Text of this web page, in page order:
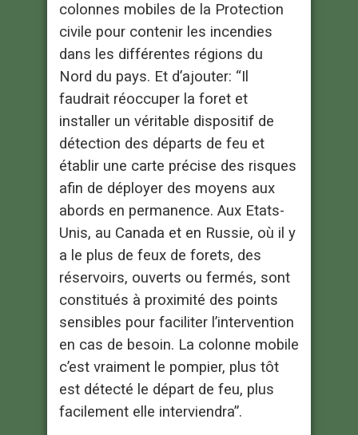
colonnes mobiles de la Protection
civile pour contenir les incendies
dans les différentes régions du
Nord du pays. Et d’ajouter: “Il
faudrait réoccuper la foret et
installer un véritable dispositif de
détection des départs de feu et
établir une carte précise des risques
afin de déployer des moyens aux
abords en permanence. Aux Etats-
Unis, au Canada et en Russie, où il y
a le plus de feux de forets, des
réservoirs, ouverts ou fermés, sont
constitués à proximité des points
sensibles pour faciliter l’intervention
en cas de besoin. La colonne mobile
c’est vraiment le pompier, plus tôt
est détecté le départ de feu, plus
facilement elle interviendra”.